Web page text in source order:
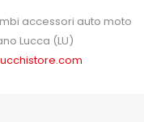
accessori auto moto
Lucca (LU)